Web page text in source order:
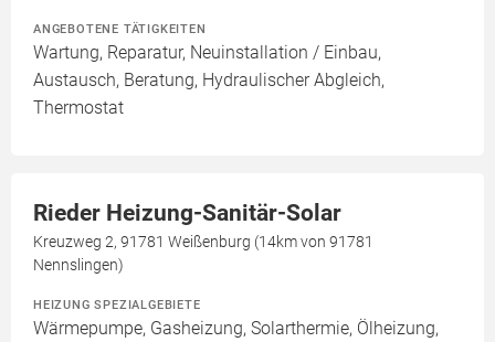
ANGEBOTENE TÄTIGKEITEN
Wartung, Reparatur, Neuinstallation / Einbau,
Austausch, Beratung, Hydraulischer Abgleich,
Thermostat
Rieder Heizung-Sanitär-Solar
Kreuzweg 2, 91781 Weißenburg (14km von 91781
Nennslingen)
HEIZUNG SPEZIALGEBIETE
Wärmepumpe, Gasheizung, Solarthermie, Ölheizung,